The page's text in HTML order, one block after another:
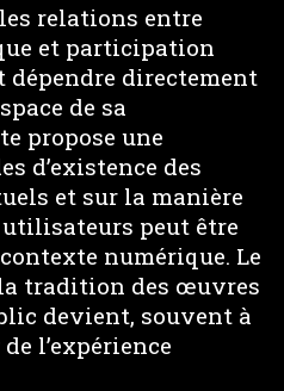
relations entre
et participation
directement
de sa
propose une
d’existence des
et sur la manière
peut être
numérique. Le
tradition des œuvres
devient, souvent à
l’expérience